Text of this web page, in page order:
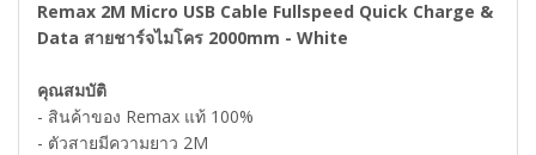
Remax 2M Micro USB Cable Fullspeed Quick Charge &
Data สายชาร์จไมโคร 2000mm - White
คุณสมบัติ
- สินค้าของ Remax แท้ 100%
- ตัวสายมีความยาว 2M